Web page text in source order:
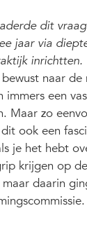
dit
jaar via
inrichtten.
bewust naar
immers een
Maar zo
ook een
je het hebt
krijgen op
daarin